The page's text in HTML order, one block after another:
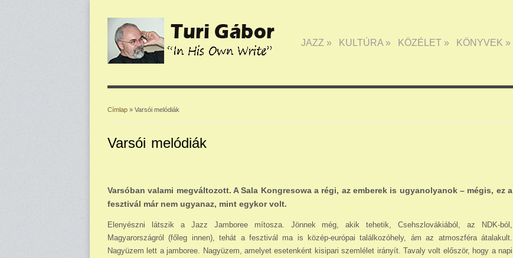
JAZZ » KULTÚRA » KÖZÉLET » KÖNYVEK »
Címlap » Varsói melódiák
Varsói melódiák
Varsóban valami megváltozott. A Sala Kongresowa a régi, az emberek is ugyanolyanok – mégis, ez a
fesztivál már nem ugyanaz, mint egykor volt.
Elenyészni látszik a Jazz Jamboree mítosza. Jönnek még, akik tehetik, Csehszlovákiából, az NDK-ból,
Magyarországról (főleg innen), tehát a fesztivál ma is közép-európai talál­ko­zóhely, ám az atmoszféra átalakult.
Nagyüzem lett a jamboree. Nagyüzem, amelyet esetenként kisipari szemlélet irányít. Tavaly volt először, hogy a napi